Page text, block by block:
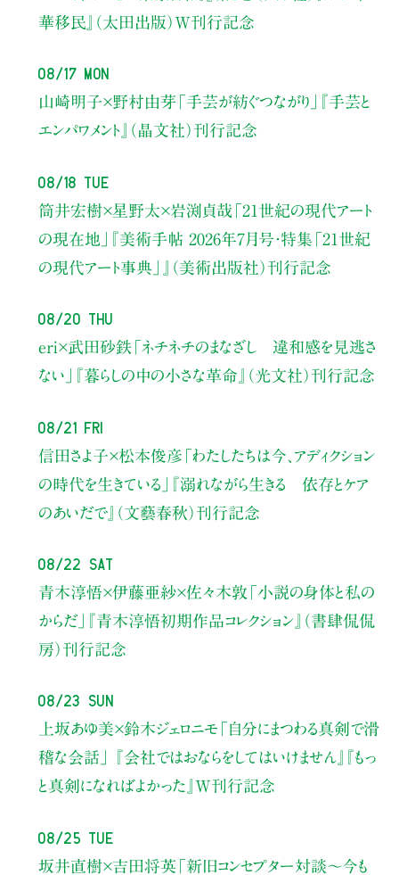
華移民』（太田出版）W刊行記念
08/17 Mon
山崎明子×野村由芽 「手芸が紡ぐつながり」
『手芸と
エンパワメント』（晶文社）刊行記念
08/18 Tue
筒井宏樹×星野太×岩渕貞哉 「21世紀の現代アート
の現在地」
『美術手帖 2026年7月号・特集「21世紀
の現代アート事典」』（美術出版社）刊行記念
08/20 Thu
eri×武田砂鉄「ネチネチのまなざし 違和感を見逃さ
ない」
『暮らしの中の小さな革命』（光文社）刊行記念
08/21 Fri
信田さよ子×松本俊彦 「わたしたちは今、アディクション
の時代を生きている」
『溺れながら生きる 依存とケア
のあいだで』（文藝春秋）刊行記念
08/22 Sat
青木淳悟×伊藤亜紗×佐々木敦 「小説の身体と私の
からだ」
『青木淳悟初期作品コレクション』（書肆侃侃
房）刊行記念
08/23 Sun
上坂あゆ美×鈴木ジェロニモ 「自分にまつわる真剣で滑
稽な会話」
『会社ではおならをしてはいけません』『もっ
と真剣になればよかった』W刊行記念
08/25 Tue
坂井直樹×吉田将英「新旧コンセプター対談～今も